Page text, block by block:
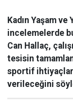
Kadın Yaşam
incelemelerde
Can Hallaç,
tesisin
sportif
verileceğini